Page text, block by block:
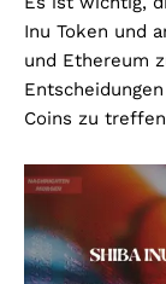
Inu Token und
und Ethereum
Coins zu